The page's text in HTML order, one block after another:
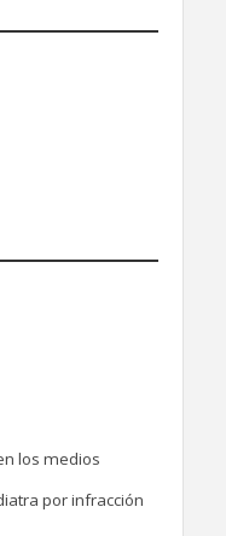
los medios
por infracción